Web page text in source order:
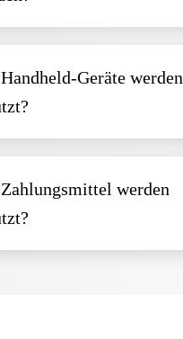
Geräte werden
werden